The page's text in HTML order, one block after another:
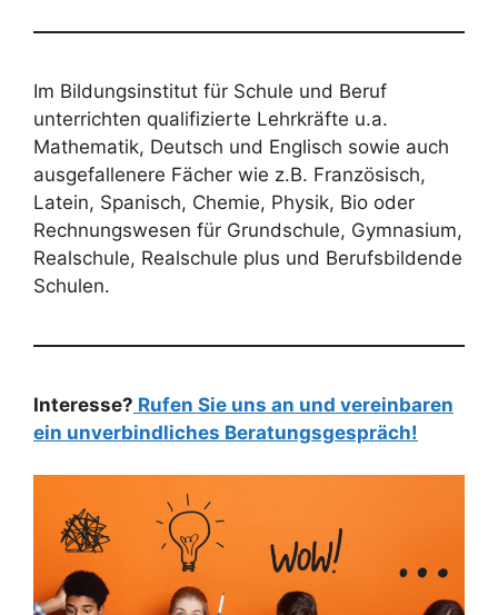
Im Bildungsinstitut für Schule und Beruf
unterrichten qualifizierte Lehrkräfte u.a.
Mathematik, Deutsch und Englisch sowie auch
ausgefallenere Fächer wie z.B. Französisch,
Latein, Spanisch, Chemie, Physik, Bio oder
Rechnungswesen für Grundschule, Gymnasium,
Realschule, Realschule plus und Berufsbildende
Schulen.
Interesse? Rufen Sie uns an und vereinbaren
ein unverbindliches Beratungsgespräch!